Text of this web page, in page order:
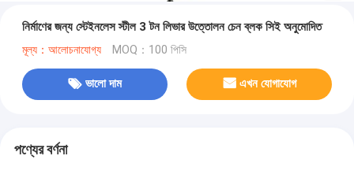
নির্মাণের জন্য স্টেইনলেস স্টীল 3 টন লিভার উত্তোলন চেন ব্লক সিই অনুমোদিত
মূল্য：আলোচনাযোগ্য MOQ：100 পিসি
ভালো দাম এখন যোগাযোগ
পণ্যের বর্ণনা